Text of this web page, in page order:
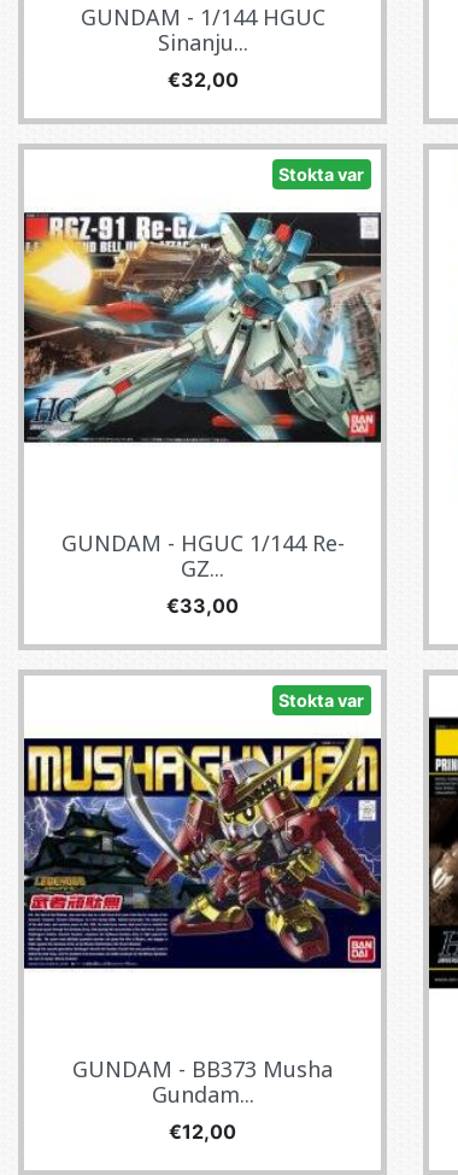
GUNDAM - 1/144 HGUC
Sinanju...
Fiyat
€32,00
Stokta var
GUNDAM - HGUC 1/144 Re-
GZ...
Fiyat
€33,00
Stokta var
GUNDAM - BB373 Musha
Gundam...
Fiyat
€12,00